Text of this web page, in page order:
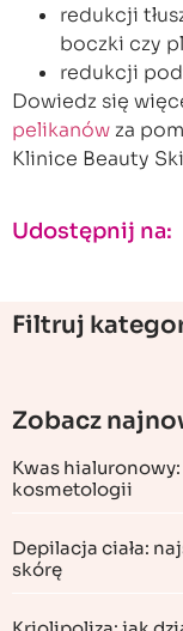
redukcji
boczki czy
redukcji
Dowiedz się
pelikanów za
Klinice Beauty
Udostępnij na:
Filtruj
Zobacz
Kwas
kosmetologii
Depilacja ciała:
skórę